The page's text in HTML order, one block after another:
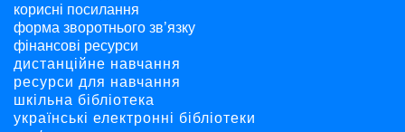
корисні посилання
форма зворотнього зв’язку
фінансові ресурси
дистанційне навчання
ресурси для навчання
шкільна бібліотека
українські електронні бібліотеки